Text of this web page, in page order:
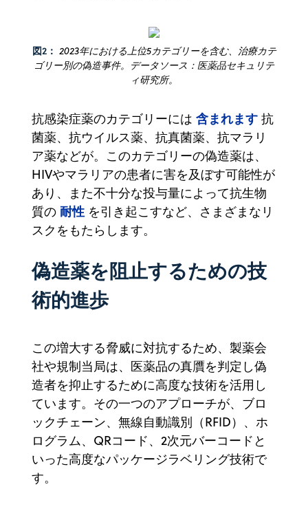
図2： 2023年における上位5カテゴリーを含む、治療カテ
ゴリー別の偽造事件。データソース：医薬品セキュリテ
ィ研究所。
抗感染症薬のカテゴリーには 含まれます 抗
菌薬、抗ウイルス薬、抗真菌薬、抗マラリ
ア薬などが。このカテゴリーの偽造薬は、
HIVやマラリアの患者に害を及ぼす可能性が
あり、また不十分な投与量によって抗生物
質の 耐性 を引き起こすなど、さまざまなリ
スクをもたらします。
偽造薬を阻止するための技
術的進歩
この増大する脅威に対抗するため、製薬会
社や規制当局は、医薬品の真贋を判定し偽
造者を抑止するために高度な技術を活用し
ています。その一つのアプローチが、ブロ
ックチェーン、無線自動識別（RFID）、ホ
ログラム、QRコード、2次元バーコードと
いった高度なパッケージラベリング技術で
す。